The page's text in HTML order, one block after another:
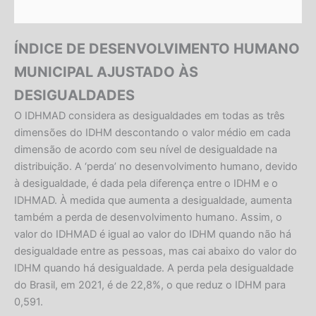
ÍNDICE DE DESENVOLVIMENTO HUMANO
MUNICIPAL AJUSTADO ÀS
DESIGUALDADES
O IDHMAD considera as desigualdades em todas as três
dimensões do IDHM descontando o valor médio em cada
dimensão de acordo com seu nível de desigualdade na
distribuição. A ‘perda’ no desenvolvimento humano, devido
à desigualdade, é dada pela diferença entre o IDHM e o
IDHMAD. À medida que aumenta a desigualdade, aumenta
também a perda de desenvolvimento humano. Assim, o
valor do IDHMAD é igual ao valor do IDHM quando não há
desigualdade entre as pessoas, mas cai abaixo do valor do
IDHM quando há desigualdade. A perda pela desigualdade
do Brasil, em 2021, é de 22,8%, o que reduz o IDHM para
0,591.